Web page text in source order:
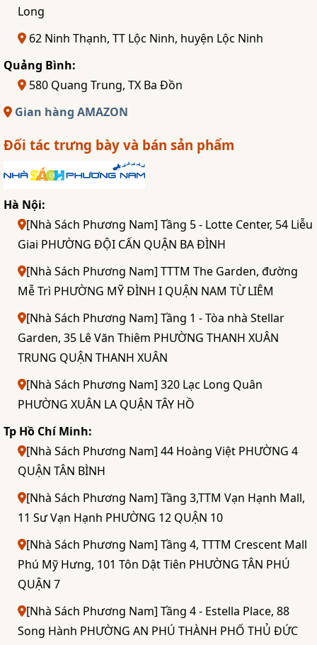
Long
62 Ninh Thạnh, TT Lộc Ninh, huyện Lộc Ninh
Quảng Bình:
580 Quang Trung, TX Ba Đồn
Gian hàng AMAZON
Đối tác trưng bày và bán sản phẩm
Hà Nội:
[Nhà Sách Phương Nam] Tầng 5 - Lotte Center, 54 Liễu
Giai PHƯỜNG ĐỘI CẤN QUẬN BA ĐÌNH
[Nhà Sách Phương Nam] TTTM The Garden, đường
Mễ Trì PHƯỜNG MỸ ĐÌNH I QUẬN NAM TỪ LIÊM
[Nhà Sách Phương Nam] Tầng 1 - Tòa nhà Stellar
Garden, 35 Lê Văn Thiêm PHƯỜNG THANH XUÂN
TRUNG QUẬN THANH XUÂN
[Nhà Sách Phương Nam] 320 Lạc Long Quân
PHƯỜNG XUÂN LA QUẬN TÂY HỒ
Tp Hồ Chí Minh:
[Nhà Sách Phương Nam] 44 Hoàng Việt PHƯỜNG 4
QUẬN TÂN BÌNH
[Nhà Sách Phương Nam] Tầng 3,TTM Vạn Hạnh Mall,
11 Sư Vạn Hạnh PHƯỜNG 12 QUẬN 10
[Nhà Sách Phương Nam] Tầng 4, TTTM Crescent Mall
Phú Mỹ Hưng, 101 Tôn Dật Tiên PHƯỜNG TÂN PHÚ
QUẬN 7
[Nhà Sách Phương Nam] Tầng 4 - Estella Place, 88
Song Hành PHƯỜNG AN PHÚ THÀNH PHỐ THỦ ĐỨC